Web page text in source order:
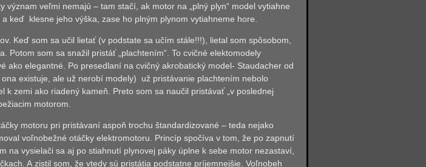
význam veľmi nemajú – tam stačí, ak motor na „plný plyn“ model vytiahne
a keď klesne jeho výška, zase ho plným plynom vytiahneme hore.
Keď som sa učil lietať (v podstate sa učím stále!!!), lietal som spôsobom,
Potom som sa snažil pristáť „plachtením“. To cvičné elektomodely
ako elegantné. Po presedlaní na cvičný akrobatický model- Staudacher od
existuje, ale už nerobí modely)
už pristávanie plachtením nebolo
k zemi ako riadený kameň. Preto som sa naučil pristávať „v poslednej
motorom.
motoru pri pristávaní aspoň trochu štandardizované – teda nejako
voľnobežné otáčky elektromotoru. Princíp spočíva v tom, že po zapnutí
na vysielači sa aj po stiahnutí plynovej páky úplne k sebe motor nezastaví,
A zistil som, že vtedy sú pristátia podstatne príjemnejšie. Voľnobeh